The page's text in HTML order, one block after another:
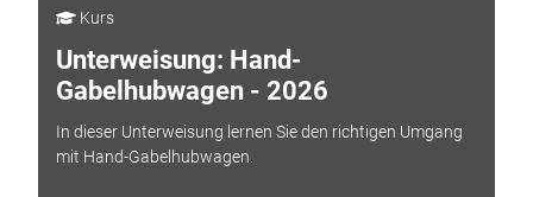
Kurs
Unterweisung: Hand-
Gabelhubwagen - 2026
In dieser Unterweisung lernen Sie den richtigen Umgang
mit Hand-Gabelhubwagen.